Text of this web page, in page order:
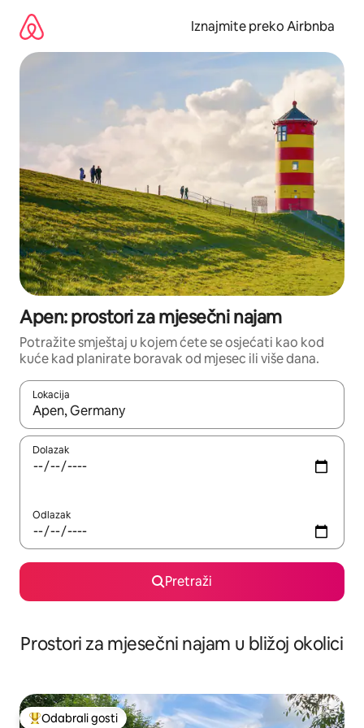
sadržaj
Iznajmite preko Airbnba
Apen: prostori za mjesečni najam
Potražite smještaj u kojem ćete se osjećati kao kod
kuće kad planirate boravak od mjesec ili više dana.
Lokacija
Kada budu dostupni rezultati, moći ćete ih pregledati
Dolazak
Odlazak
Pretraži
Prostori za mjesečni najam u bližoj okolici
Odabrali gosti